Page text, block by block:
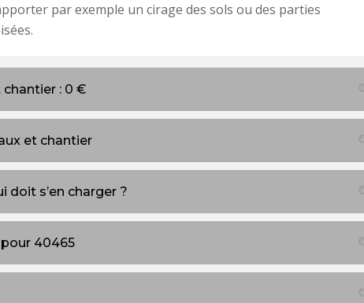
par exemple un cirage des sols ou des parties
: 0 €
et chantier
doit s’en charger ?
40465